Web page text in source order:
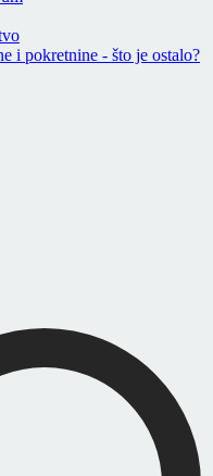
i pokretnine - što je ostalo?